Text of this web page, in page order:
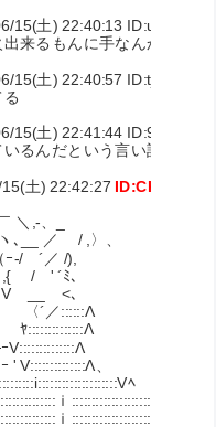
15(土) 22:40:13
来るもんに手なんか出す
15(土) 22:40:57 ID:tjV89fjL
15(土) 22:41:44 ID:9jvFuaiL
るんだという言い訳が欲し
土) 22:42:27
_
/ ,〉、
デカ乳輪だ
´ﾐ､
俺はお前
、
ﾍ
ｉ::::::::::::::::::::.∨}
ｉ::::::::::::::::::::::ﾚ;